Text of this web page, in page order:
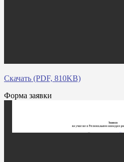
Скачать (PDF, 810KB)
Форма заявки